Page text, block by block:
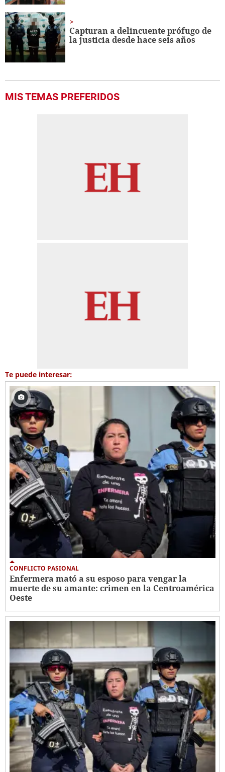
Capturan a delincuente prófugo de
la justicia desde hace seis años
MIS TEMAS PREFERIDOS
Te puede interesar:
CONFLICTO PASIONAL
Enfermera mató a su esposo para vengar la
muerte de su amante: crimen en la Centroamérica
Oeste